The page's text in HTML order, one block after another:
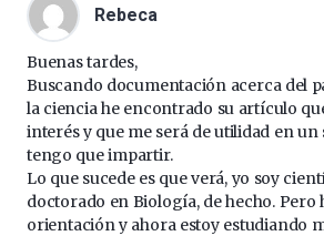
Rebeca
Buenas tardes,
Buscando documentación acerca del
la ciencia he encontrado su artículo
interés y que me será de utilidad en
tengo que impartir.
Lo que sucede es que verá, yo soy
doctorado en Biología, de hecho. Pero
orientación y ahora estoy estudiando